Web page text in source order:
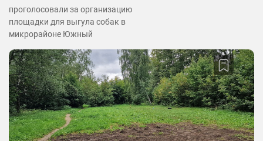
проголосовали за организацию
площадки для выгула собак в
микрорайоне Южный